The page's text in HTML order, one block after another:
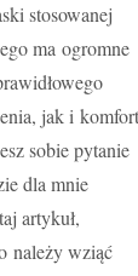
stosowanej
ma ogromne
jak i
sobie pytanie
dla mnie
artykuł,
należy wziąć